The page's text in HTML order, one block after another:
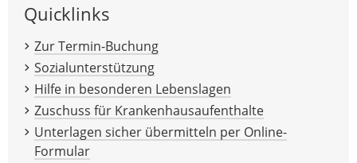
Quicklinks
Zur Termin-Buchung
Sozialunterstützung
Hilfe in besonderen Lebenslagen
Zuschuss für Krankenhausaufenthalte
Unterlagen sicher übermitteln per Online-
Formular